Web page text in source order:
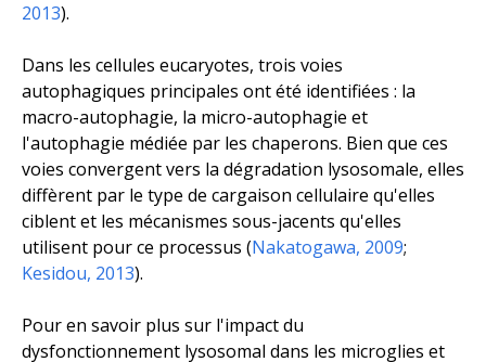
2013).
Dans les cellules eucaryotes, trois voies
autophagiques principales ont été identifiées : la
macro-autophagie, la micro-autophagie et
l'autophagie médiée par les chaperons. Bien que ces
voies convergent vers la dégradation lysosomale, elles
diffèrent par le type de cargaison cellulaire qu'elles
ciblent et les mécanismes sous-jacents qu'elles
utilisent pour ce processus (Nakatogawa, 2009;
Kesidou, 2013).
Pour en savoir plus sur l'impact du
dysfonctionnement lysosomal dans les microglies et